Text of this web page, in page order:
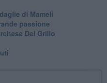
di Mameli
passione
Del Grillo